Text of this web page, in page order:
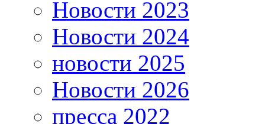
Новости 2023
Новости 2024
новости 2025
Новости 2026
пресса 2022